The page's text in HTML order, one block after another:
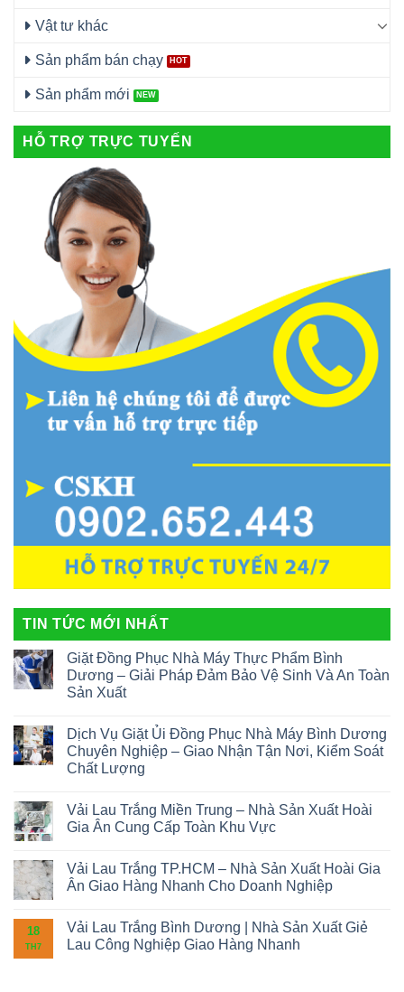
Vật tư khác
Sản phẩm bán chạy
Sản phẩm mới
HỖ TRỢ TRỰC TUYẾN
TIN TỨC MỚI NHẤT
Giặt Đồng Phục Nhà Máy Thực Phẩm Bình
Dương – Giải Pháp Đảm Bảo Vệ Sinh Và An Toàn
Sản Xuất
Dịch Vụ Giặt Ủi Đồng Phục Nhà Máy Bình Dương
Chuyên Nghiệp – Giao Nhận Tận Nơi, Kiểm Soát
Chất Lượng
Vải Lau Trắng Miền Trung – Nhà Sản Xuất Hoài
Gia Ân Cung Cấp Toàn Khu Vực
Vải Lau Trắng TP.HCM – Nhà Sản Xuất Hoài Gia
Ân Giao Hàng Nhanh Cho Doanh Nghiệp
18
TH7
Vải Lau Trắng Bình Dương | Nhà Sản Xuất Giẻ
Lau Công Nghiệp Giao Hàng Nhanh